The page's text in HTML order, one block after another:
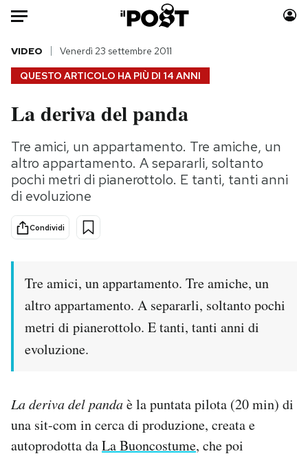
Auto
HOME
Italia
Politica
Tecnologia
Internet
Scienza
Cultura
Moda
Consumismi
Storie/Idee
PODCAST
I MIEI PREFERITI
QUESTO ARTICOLO HA PIÙ DI 14 ANNI
VIDEO Venerdì 23 settembre 2011
La deriva del panda
Tre amici, un appartamento. Tre amiche, un
altro appartamento. A separarli, soltanto
pochi metri di pianerottolo. E tanti, tanti anni
di evoluzione
Condividi
Tre amici, un appartamento. Tre amiche, un
altro appartamento. A separarli, soltanto pochi
metri di pianerottolo. E tanti, tanti anni di
evoluzione.
La deriva del pandaè la puntata pilota (20 min) di
una sit-com in cerca di produzione, creata e
autoprodotta daLa Buoncostume, che poi